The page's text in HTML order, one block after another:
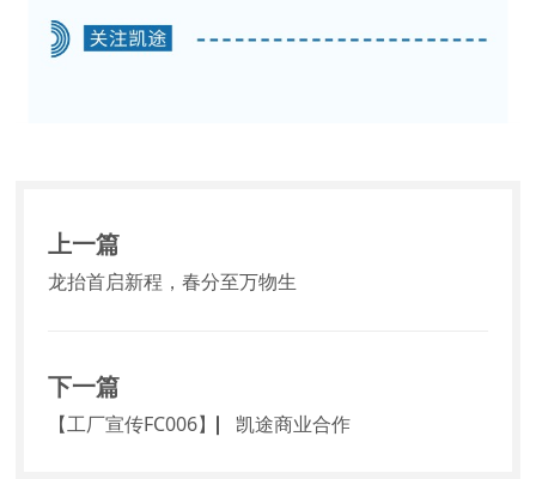
上一篇
龙抬首启新程，春分至万物生
下一篇
【工厂宣传FC006】▏凯途商业合作